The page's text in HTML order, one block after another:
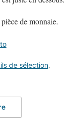
de monnaie.
de sélection,